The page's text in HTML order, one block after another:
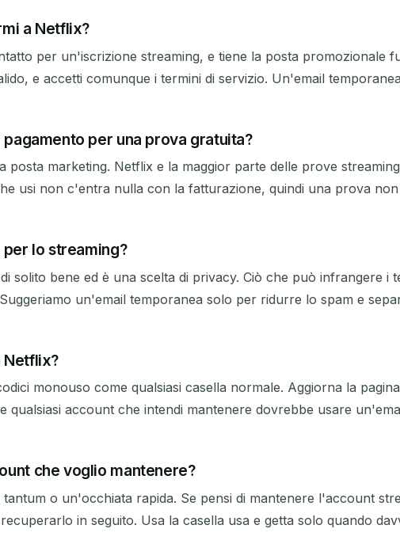
a Netflix?
per un'iscrizione streaming, e tiene la posta promozionale
e accetti comunque i termini di servizio. Un'email
per una prova gratuita?
posta marketing. Netflix e la maggior parte delle prove
usi non c'entra nulla con la fatturazione, quindi una prova
lo streaming?
solito bene ed è una scelta di privacy. Ciò che può infrangere i
un'email temporanea solo per ridurre lo spam e
Netflix?
monouso come qualsiasi casella normale. Aggiorna la
account che intendi mantenere dovrebbe usare
che voglio mantenere?
o un'occhiata rapida. Se pensi di mantenere l'account
in seguito. Usa la casella usa e getta solo quando